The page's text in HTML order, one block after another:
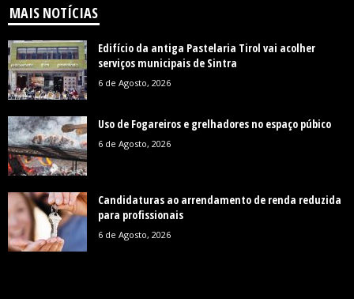
MAIS NOTÍCIAS
Edifício da antiga Pastelaria Tirol vai acolher
serviços municipais de Sintra
6 de Agosto, 2026
Uso de Fogareiros e grelhadores no espaço púbico
6 de Agosto, 2026
Candidaturas ao arrendamento de renda reduzida
para profissionais
6 de Agosto, 2026